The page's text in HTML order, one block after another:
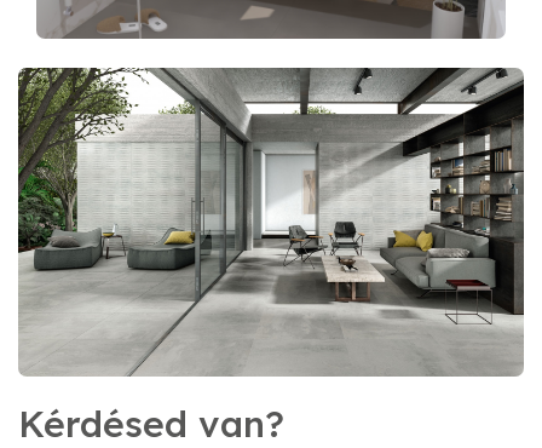
Kérdésed van?